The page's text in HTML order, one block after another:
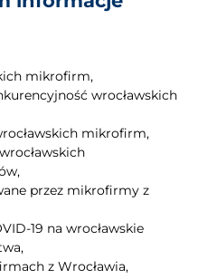
mikrofirm,
wrocławskich
mikrofirm,
przez mikrofirmy z
19 na wrocławskie
z Wrocławia,